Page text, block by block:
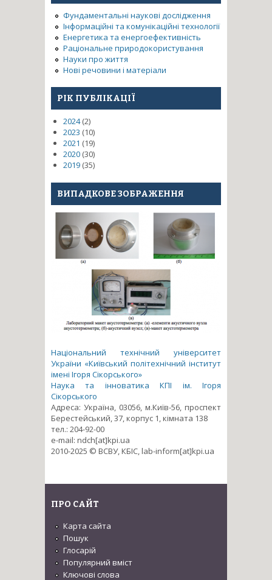
Фундаментальні наукові дослідження
Інформаційні та комунікаційні технології
Енергетика та енергоефективність
Раціональне природокористування
Науки про життя
Нові речовини і матеріали
РІК ПУБЛІКАЦІЇ
2024(2)
2023 (10)
2021 (19)
2020 (30)
2019 (35)
ВИПАДКОВЕ ЗОБРАЖЕННЯ
Національний технічний університет
України «Київський політехнічний інститут
імені Ігоря Сікорського»
Наука та інноватика КПІ ім. Ігоря
Сікорського
Адреса: Україна, 03056, м.Київ-56, проспект
Берестейський, 37, корпус 1, кімната 138
тел.: 204-92-00
e-mail: ndch[at]kpi.ua
2010-2025 © ВСВУ, КБІС, lab-inform[at]kpi.ua
ПРО САЙТ
Карта сайта
Пошук
Глосарій
Популярний вміст
Ключові слова